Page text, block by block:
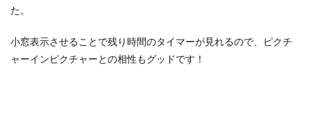
た。
小窓表示させることで残り時間のタイマーが見れるので、ピクチ
ャーインピクチャーとの相性もグッドです！